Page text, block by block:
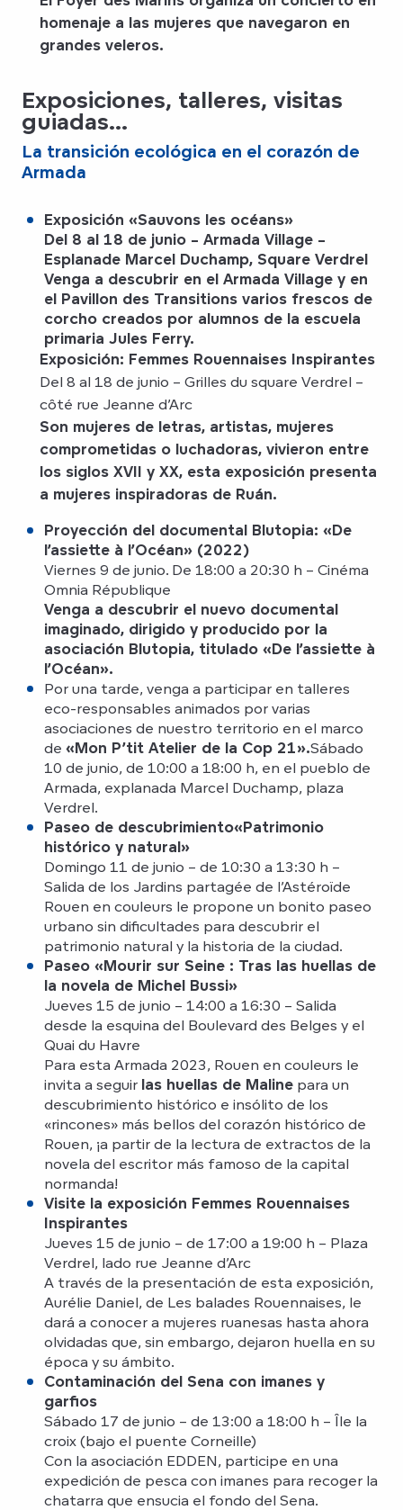
homenaje a las mujeres que navegaron en
grandes veleros.
Exposiciones, talleres, visitas
guiadas...
La transición ecológica en el corazón de
Armada
Exposición «Sauvons les océans»
Del 8 al 18 de junio – Armada Village –
Esplanade Marcel Duchamp, Square Verdrel
Venga a descubrir en el Armada Village y en
el Pavillon des Transitions varios frescos de
corcho creados por alumnos de la escuela
primaria Jules Ferry.
Exposición: Femmes Rouennaises Inspirantes
Del 8 al 18 de junio – Grilles du square Verdrel –
côté rue Jeanne d’Arc
Son mujeres de letras, artistas, mujeres
comprometidas o luchadoras, vivieron entre
los siglos XVII y XX, esta exposición presenta
a mujeres inspiradoras de Ruán.
Proyección del documental Blutopia: «De
l’assiette à l’Océan» (2022)
Viernes 9 de junio. De 18:00 a 20:30 h – Cinéma
Omnia République
Venga a descubrir el nuevo documental
imaginado, dirigido y producido por la
asociación Blutopia, titulado «De l’assiette à
l’Océan».
Por una tarde, venga a participar en talleres
eco-responsables animados por varias
asociaciones de nuestro territorio en el marco
de «Mon P’tit Atelier de la Cop 21».Sábado
10 de junio, de 10:00 a 18:00 h, en el pueblo de
Armada, explanada Marcel Duchamp, plaza
Verdrel.
Paseo de descubrimiento«Patrimonio
histórico y natural»
Domingo 11 de junio – de 10:30 a 13:30 h –
Salida de los Jardins partagée de l’Astéroïde
Rouen en couleurs le propone un bonito paseo
urbano sin dificultades para descubrir el
patrimonio natural y la historia de la ciudad.
Paseo «Mourir sur Seine : Tras las huellas de
la novela de Michel Bussi»
Jueves 15 de junio – 14:00 a 16:30 – Salida
desde la esquina del Boulevard des Belges y el
Quai du Havre
Para esta Armada 2023, Rouen en couleurs le
invita a seguir las huellas de Malinepara un
descubrimiento histórico e insólito de los
«rincones» más bellos del corazón histórico de
Rouen, ¡a partir de la lectura de extractos de la
novela del escritor más famoso de la capital
normanda!
Visite la exposición Femmes Rouennaises
Inspirantes
Jueves 15 de junio – de 17:00 a 19:00 h – Plaza
Verdrel, lado rue Jeanne d’Arc
A través de la presentación de esta exposición,
Aurélie Daniel, de Les balades Rouennaises, le
dará a conocer a mujeres ruanesas hasta ahora
olvidadas que, sin embargo, dejaron huella en su
época y su ámbito.
Contaminación del Sena con imanes y
garfios
Sábado 17 de junio – de 13:00 a 18:00 h – Île la
croix (bajo el puente Corneille)
Con la asociación EDDEN, participe en una
expedición de pesca con imanes para recoger la
chatarra que ensucia el fondo del Sena.